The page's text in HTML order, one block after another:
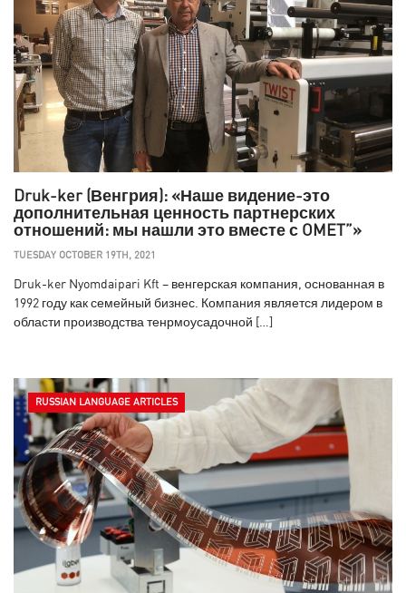
Druk-ker (Венгрия): «Наше видение-это
дополнительная ценность партнерских
отношений: мы нашли это вместе с OMET”»
TUESDAY OCTOBER 19TH, 2021
Druk-ker Nyomdaipari Kft – венгерская компания, основанная в
1992 году как семейный бизнес. Компания является лидером в
области производства тенрмоусадочной […]
RUSSIAN LANGUAGE ARTICLES